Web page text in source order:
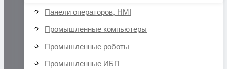
Панели операторов, HMI
Промышленные компьютеры
Промышленные роботы
Промышленные ИБП